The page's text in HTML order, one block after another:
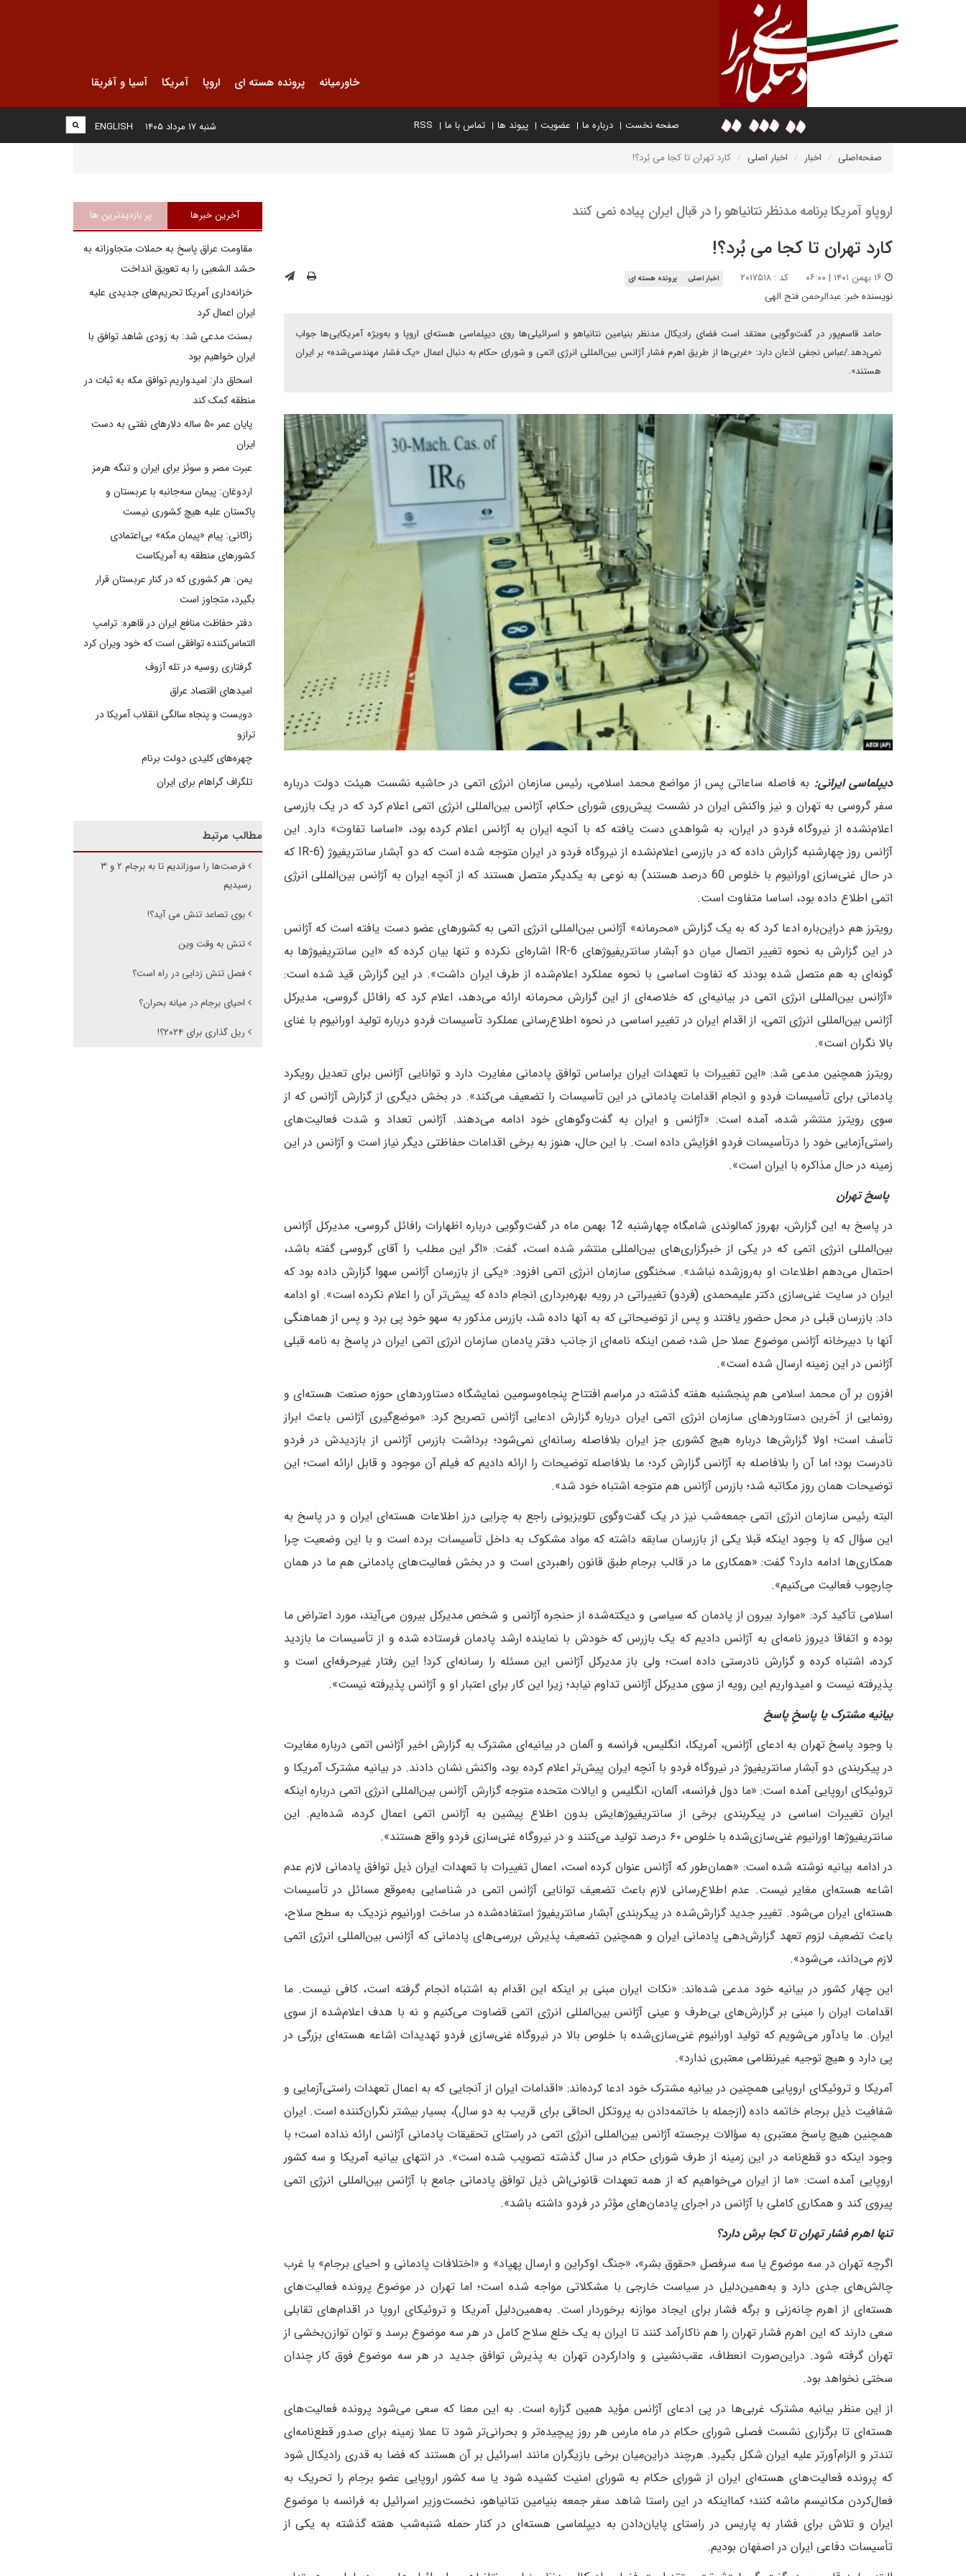
خاورمیانه پرونده هسته ای اروپا آمریکا آسیا و آفریقا
صفحه نخست درباره ما عضویت پیوند ها تماس با ما RSS
ENGLISH شنبه ۱۷ مرداد ۱۴۰۵
صفحه‌اصلی اخبار اخبار اصلی کارد تهران تا کجا می بُرد؟!
اروپاو آمریکا برنامه مدنظر نتانیاهو را در قبال ایران پیاده نمی کنند
کارد تهران تا کجا می بُرد؟!
کد : ۲۰۱۷۵۱۸ اخبار اصلی پرونده هسته ای
نویسنده خبر: عبدالرحمن فتح الهی
حامد قاسم‌پور در گفت‌وگویی معتقد است فضای رادیکال مدنظر بنیامین نتانیاهو و اسرائیلی‌ها روی دیپلماسی هسته‌ای اروپا و به‌ویژه آمریکایی‌ها جواب
نمی‌دهد./عباس نجفی اذعان دارد: «غربی‌ها از طریق اهرم فشار آژانس بین‌المللی انرژی اتمی و شورای حکام به دنبال اعمال «یک فشار مهندسی‌شده» بر ایران
هستند».
دیپلماسی ایرانی: به فاصله ساعاتی پس از مواضع محمد اسلامی، رئیس سازمان انرژی اتمی در حاشیه نشست هیئت دولت درباره
سفر گروسی به تهران و نیز واکنش ایران در نشست پیش‌روی شورای حکام، آژانس بین‌المللی انرژی اتمی اعلام کرد که در یک بازرسی
اعلام‌نشده از نیروگاه فردو در ایران، به شواهدی دست یافته که با آنچه ایران به آژانس اعلام کرده بود، «اساسا تفاوت» دارد. این
آژانس روز چهارشنبه گزارش داده که در بازرسی اعلام‌نشده از نیروگاه فردو در ایران متوجه شده است که دو آبشار سانتریفیوژ (IR-6 که
در حال غنی‌سازی اورانیوم با خلوص 60 درصد هستند) به نوعی به یکدیگر متصل هستند که از آنچه ایران به آژانس بین‌المللی انرژی
اتمی اطلاع داده بود، اساسا متفاوت است.
رویترز هم در‌این‌باره ادعا کرد که به یک گزارش «محرمانه» آژانس بین‌المللی انرژی اتمی به کشورهای عضو دست یافته است که آژانس
در این گزارش به نحوه تغییر اتصال میان دو آبشار سانتریفیوژهای IR-6 اشاره‌ای نکرده و تنها بیان کرده که «این سانتریفیوژها به
گونه‌ای به هم متصل شده بودند که تفاوت اساسی با نحوه عملکرد اعلام‌شده از طرف ایران داشت». در این گزارش قید شده است:
«آژانس بین‌المللی انرژی اتمی در بیانیه‌ای که خلاصه‌ای از این گزارش محرمانه ارائه می‌دهد، اعلام کرد که رافائل گروسی، مدیرکل
آژانس بین‌المللی انرژی اتمی، از اقدام ایران در تغییر اساسی در نحوه اطلاع‌رسانی عملکرد تأسیسات فردو درباره تولید اورانیوم با غنای
بالا نگران است».
رویترز همچنین مدعی شد: «این تغییرات با تعهدات ایران براساس توافق پادمانی مغایرت دارد و توانایی آژانس برای تعدیل رویکرد
پادمانی برای تأسیسات فردو و انجام اقدامات پادمانی در این تأسیسات را تضعیف می‌کند». در بخش دیگری از گزارش آژانس که از
سوی رویترز منتشر شده، آمده است: «آژانس و ایران به گفت‌وگوهای خود ادامه می‌دهند. آژانس تعداد و شدت فعالیت‌های
راستی‌آزمایی خود را درتأسیسات فردو افزایش داده است. با این حال، هنوز به برخی اقدامات حفاظتی دیگر نیاز است و آژانس در این
زمینه در حال مذاکره با ایران است».
پاسخ تهران
در پاسخ به این گزارش، بهروز کمالوندی شامگاه چهارشنبه 12 بهمن ماه در گفت‌وگویی درباره اظهارات رافائل گروسی، مدیر‌کل آژانس
بین‌المللی انرژی اتمی که در یکی از خبرگزاری‌های بین‌المللی منتشر شده است، گفت: «اگر این مطلب را آقای گروسی گفته باشد،
احتمال می‌دهم اطلاعات او به‌روز‌شده نباشد». سخنگوی سازمان انرژی اتمی افزود: «یکی از بازرسان آژانس سهوا گزارش داده بود که
ایران در سایت غنی‌سازی دکتر علیمحمدی (فردو) تغییراتی در رویه بهره‌برداری انجام داده که پیش‌تر آن را اعلام نکرده است». او ادامه
داد: بازرسان قبلی در محل حضور یافتند و پس از توضیحاتی که به آنها داده شد، بازرس مذکور به سهو خود پی برد و پس از هماهنگی
آنها با دبیرخانه آژانس موضوع عملا حل شد؛ ضمن اینکه نامه‌ای از جانب دفتر پادمان سازمان انرژی اتمی ایران در پاسخ به نامه قبلی
آژانس در این زمینه ارسال شده است».
افزون بر آن محمد اسلامی هم پنجشنبه هفته گذشته در مراسم افتتاح پنجاه‌وسومین نمایشگاه دستاوردهای حوزه صنعت هسته‌ای و
رونمایی از آخرین دستاوردهای سازمان انرژی اتمی ایران درباره گزارش ادعایی آژانس تصریح کرد: «موضع‌گیری آژانس باعث ابراز
تأسف است؛ اولا گزارش‌ها درباره هیچ کشوری جز ایران بلافاصله رسانه‌ای نمی‌شود؛ برداشت بازرس آژانس از بازدیدش در فردو
نادرست بود؛ اما آن را بلافاصله به آژانس گزارش کرد؛ ما بلافاصله توضیحات را ارائه دادیم که فیلم آن موجود و قابل ارائه است؛ این
توضیحات همان روز مکاتبه شد؛ بازرس آژانس هم متوجه اشتباه خود شد».
البته رئیس سازمان انرژی اتمی جمعه‌شب نیز در یک گفت‌وگوی تلویزیونی راجع به چرایی درز اطلاعات هسته‌ای ایران و در پاسخ به
این سؤال که با وجود اینکه قبلا یکی از بازرسان سابقه داشته که مواد مشکوک به داخل تأسیسات برده است و با این وضعیت چرا
همکاری‌ها ادامه دارد؟ گفت: «همکاری ما در قالب برجام طبق قانون راهبردی است و در بخش فعالیت‌های پادمانی هم ما در همان
چارچوب فعالیت می‌کنیم».
اسلامی تأکید کرد: «موارد بیرون از پادمان که سیاسی و دیکته‌شده از حنجره آژانس و شخص مدیرکل بیرون می‌آیند، مورد اعتراض ما
بوده و اتفاقا دیروز نامه‌ای به آژانس دادیم که یک بازرس که خودش با نماینده ارشد پادمان فرستاده شده و از تأسیسات ما بازدید
کرده، اشتباه کرده و گزارش نادرستی داده است؛ ولی باز مدیرکل آژانس این مسئله را رسانه‌ای کرد! این رفتار غیرحرفه‌ای است و
پذیرفته نیست و امیدواریم این رویه از سوی مدیرکل آژانس تداوم نیابد؛ زیرا این کار برای اعتبار او و آژانس پذیرفته نیست».
بیانیه مشترک یا پاسخِ پاسخ
با وجود پاسخ تهران به ادعای آژانس، آمریکا، انگلیس، فرانسه و آلمان در بیانیه‌ای مشترک به گزارش اخیر آژانس اتمی درباره مغایرت
در پیکربندی دو آبشار سانتریفیوژ در نیروگاه فردو با آنچه ایران پیش‌تر اعلام کرده بود، واکنش نشان دادند. در بیانیه مشترک آمریکا و
تروئیکای اروپایی آمده است: «ما دول فرانسه، آلمان، انگلیس و ایالات متحده متوجه گزارش آژانس بین‌المللی انرژی اتمی درباره اینکه
ایران تغییرات اساسی در پیکربندی برخی از سانتریفیوژهایش بدون اطلاع پیشین به آژانس اتمی اعمال کرده، شده‌ایم. این
سانتریفیوژها اورانیوم غنی‌سازی‌شده با خلوص ۶۰ درصد تولید می‌کنند و در نیروگاه غنی‌سازی فردو واقع هستند».
در ادامه بیانیه نوشته شده است: «همان‌طور که آژانس عنوان کرده است، اعمال تغییرات با تعهدات ایران ذیل توافق پادمانی لازم عدم
اشاعه هسته‌ای مغایر نیست. عدم اطلاع‌رسانی لازم باعث تضعیف توانایی آژانس اتمی در شناسایی به‌موقع مسائل در تأسیسات
هسته‌ای ایران می‌شود. تغییر جدید گزارش‌شده در پیکربندی آبشار سانتریفیوژ استفاده‌شده در ساخت اورانیوم نزدیک به سطح سلاح،
باعث تضعیف لزوم تعهد گزارش‌دهی پادمانی ایران و همچنین تضعیف پذیرش بررسی‌های پادمانی که آژانس بین‌المللی انرژی اتمی
لازم می‌داند، می‌شود».
این چهار کشور در بیانیه خود مدعی شده‌اند: «نکات ایران مبنی بر اینکه این اقدام به اشتباه انجام گرفته است، کافی نیست. ما
اقدامات ایران را مبنی بر گزارش‌های بی‌طرف و عینی آژانس بین‌المللی انرژی اتمی قضاوت می‌کنیم و نه با هدف اعلام‌شده از سوی
ایران. ما یادآور می‌شویم که تولید اورانیوم غنی‌سازی‌شده با خلوص بالا در نیروگاه غنی‌سازی فردو تهدیدات اشاعه هسته‌ای بزرگی در
پی دارد و هیچ توجیه غیرنظامی معتبری ندارد».
آمریکا و تروئیکای اروپایی همچنین در بیانیه مشترک خود ادعا کرده‌اند: «اقدامات ایران از آنجایی که به اعمال تعهدات راستی‌آزمایی و
شفافیت ذیل برجام خاتمه داده (ازجمله با خاتمه‌دادن به پروتکل الحاقی برای قریب به دو سال)، بسیار بیشتر نگران‌کننده است. ایران
همچنین هیچ پاسخ معتبری به سؤالات برجسته آژانس بین‌المللی انرژی اتمی در راستای تحقیقات پادمانی آژانس ارائه نداده است؛ با
وجود اینکه دو قطع‌نامه در این زمینه از طرف شورای حکام در سال گذشته تصویب شده است». در انتهای بیانیه آمریکا و سه کشور
اروپایی آمده است: «ما از ایران می‌خواهیم که از همه تعهدات قانونی‌اش ذیل توافق پادمانی جامع با آژانس بین‌المللی انرژی اتمی
پیروی کند و همکاری کاملی با آژانس در اجرای پادمان‌های مؤثر در فردو داشته باشد».
تنها اهرم فشار تهران تا کجا برش دارد؟
اگرچه تهران در سه موضوع یا سه سرفصل «حقوق بشر»، «جنگ اوکراین و ارسال پهپاد» و «اختلافات پادمانی و احیای برجام» با غرب
چالش‌های جدی دارد و به‌همین‌دلیل در سیاست خارجی با مشکلاتی مواجه شده است؛ اما تهران در موضوع پرونده فعالیت‌های
هسته‌ای از اهرم چانه‌زنی و برگه فشار برای ایجاد موازنه برخوردار است. به‌همین‌دلیل آمریکا و تروئیکای اروپا در اقدام‌های تقابلی
سعی دارند که این اهرم فشار تهران را هم ناکارآمد کنند تا ایران به یک خلع سلاح کامل در هر سه موضوع برسد و توان توازن‌بخشی از
تهران گرفته شود. در‌این‌صورت انعطاف، عقب‌نشینی و وادار‌کردن تهران به پذیرش توافق جدید در هر سه موضوع فوق کار چندان
سختی نخواهد بود.
از این منظر بیانیه مشترک غربی‌ها در پی ادعای آژانس مؤید همین گزاره است. به این معنا که سعی می‌شود پرونده فعالیت‌های
هسته‌ای تا برگزاری نشست فصلی شورای حکام در ماه مارس هر روز پیچیده‌تر و بحرانی‌تر شود تا عملا زمینه برای صدور قطع‌نامه‌ای
تندتر و الزام‌آورتر علیه ایران شکل بگیرد. هرچند در‌این‌میان برخی بازیگران مانند اسرائیل بر آن هستند که فضا به قدری رادیکال شود
که پرونده فعالیت‌های هسته‌ای ایران از شورای حکام به شورای امنیت کشیده شود یا سه کشور اروپایی عضو برجام را تحریک به
فعال‌کردن مکانیسم ماشه کنند؛ کما‌اینکه در این راستا شاهد سفر جمعه بنیامین نتانیاهو، نخست‌وزیر اسرائیل به فرانسه با موضوع
ایران و تلاش برای فشار به پاریس در راستای پایان‌دادن به دیپلماسی هسته‌ای در کنار حمله شنبه‌شب هفته گذشته به یکی از
تأسیسات دفاعی ایران در اصفهان بودیم.
آخرین خبرها پر بازدیدترین ها
مقاومت عراق پاسخ به حملات متجاوزانه به
حشد الشعبی را به تعویق انداخت
خزانه‌داری آمریکا تحریم‌های جدیدی علیه
ایران اعمال کرد
بسنت مدعی شد: به زودی شاهد توافق با
ایران خواهیم بود
اسحاق دار: امیدواریم توافق مکه به ثبات در
منطقه کمک کند
پایان عمر ۵۰ ساله دلارهای نفتی به دست
ایران
عبرت مصر و سوئز برای ایران و تنگه هرمز
اردوغان: پیمان سه‌جانبه با عربستان و
پاکستان علیه هیچ کشوری نیست
زاکانی: پیام «پیمان مکه» بی‌اعتمادی
کشورهای منطقه به آمریکاست
یمن: هر کشوری که در کنار عربستان قرار
بگیرد، متجاوز است
دفتر حفاظت منافع ایران در قاهره: ترامپ
التماس‌کننده توافقی است که خود ویران کرد
گرفتاری روسیه در تله آزوف
امیدهای اقتصاد عراق
دویست و پنجاه سالگی انقلاب آمریکا در
ترازو
چهره‌های کلیدی دولت برنام
تلگراف گراهام برای ایران
مطالب مرتبط
فرصت‌ها را سوزاندیم تا به برجام ۲ و ۳
رسیدیم
بوی تصاعد تنش می آید؟!
تنش به وقت وین
فصل تنش زدایی در راه است؟
احیای برجام در میانه بحران؟
ریل گذاری برای ۲۰۲۴؟!